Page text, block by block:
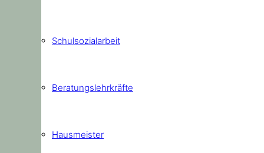
Schulsozialarbeit
Beratungslehrkräfte
Hausmeister